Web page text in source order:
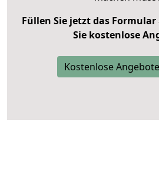
Füllen Sie jetzt das
Sie kostenlose
Kostenlose